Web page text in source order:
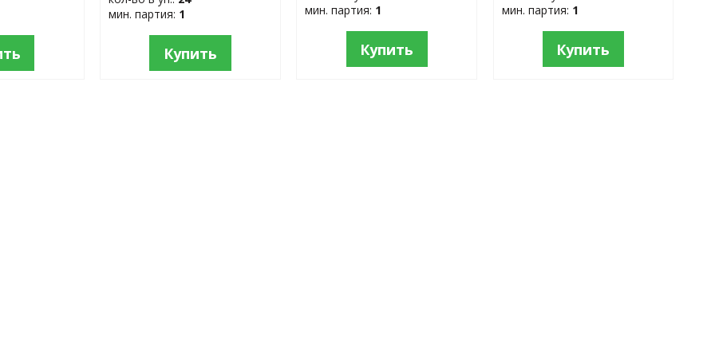
мин. партия: 1
Купить
мин. партия: 1
Купить
мин. партия: 1
Купить